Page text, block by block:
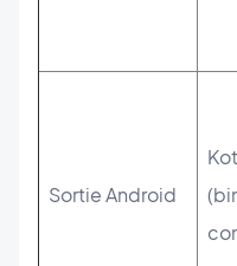
Sortie Android